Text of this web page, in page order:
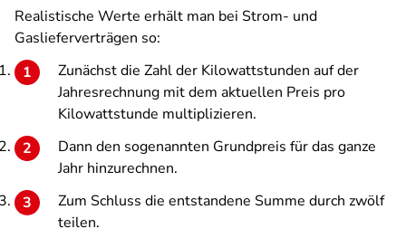
Realistische Werte erhält man bei Strom- und
Gaslieferverträgen so:
Zunächst die Zahl der Kilowattstunden auf der
Jahresrechnung mit dem aktuellen Preis pro
Kilowattstunde multiplizieren.
Dann den sogenannten Grundpreis für das ganze
Jahr hinzurechnen.
Zum Schluss die entstandene Summe durch zwölf
teilen.